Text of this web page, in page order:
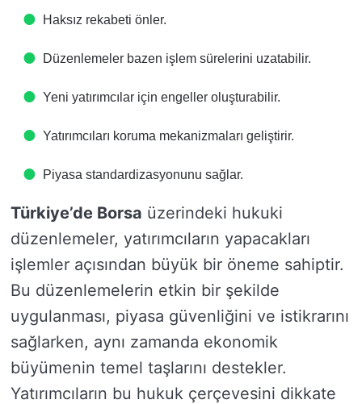
Haksız rekabeti önler.
Düzenlemeler bazen işlem sürelerini uzatabilir.
Yeni yatırımcılar için engeller oluşturabilir.
Yatırımcıları koruma mekanizmaları geliştirir.
Piyasa standardizasyonunu sağlar.
Türkiye’de Borsa üzerindeki hukuki
düzenlemeler, yatırımcıların yapacakları
işlemler açısından büyük bir öneme sahiptir.
Bu düzenlemelerin etkin bir şekilde
uygulanması, piyasa güvenliğini ve istikrarını
sağlarken, aynı zamanda ekonomik
büyümenin temel taşlarını destekler.
Yatırımcıların bu hukuk çerçevesini dikkate